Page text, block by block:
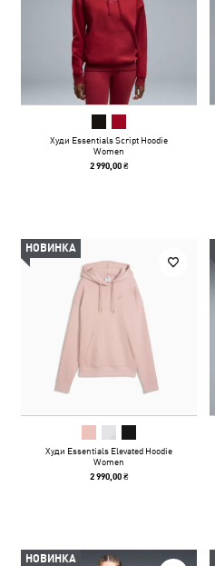
Худи Essentials Script Hoodie
Women
2 990,00 ₴
НОВИНКА
Худи Essentials Elevated Hoodie
Women
2 990,00 ₴
НОВИНКА